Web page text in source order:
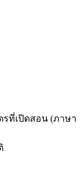
ที่เปิดสอน (ภาษา